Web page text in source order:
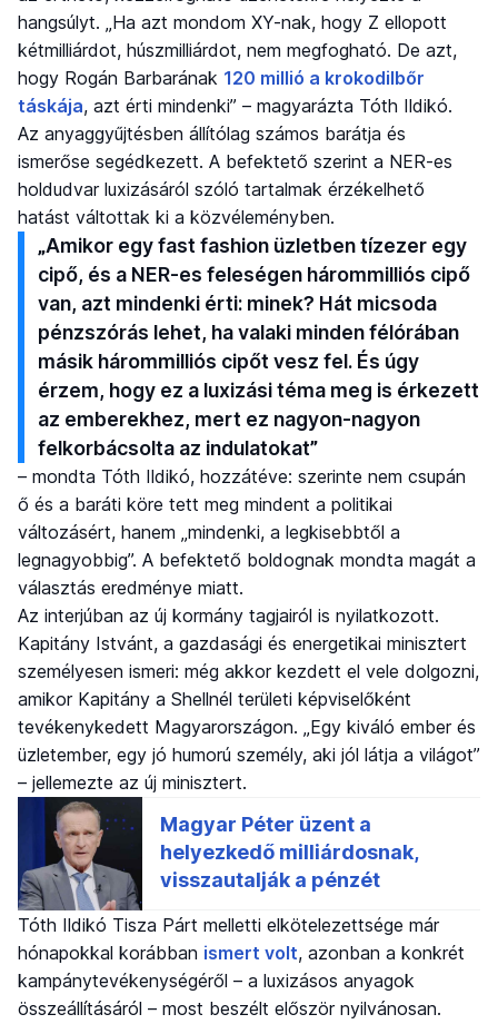
hangsúlyt. „Ha azt mondom XY-nak, hogy Z ellopott
kétmilliárdot, húszmilliárdot, nem megfogható. De azt,
hogy Rogán Barbarának 120 millió a krokodilbőr
táskája, azt érti mindenki” – magyarázta Tóth Ildikó.
Az anyaggyűjtésben állítólag számos barátja és
ismerőse segédkezett. A befektető szerint a NER-es
holdudvar luxizásáról szóló tartalmak érzékelhető
hatást váltottak ki a közvéleményben.
„Amikor egy fast fashion üzletben tízezer egy
cipő, és a NER-es feleségen hárommilliós cipő
van, azt mindenki érti: minek? Hát micsoda
pénzszórás lehet, ha valaki minden félórában
másik hárommilliós cipőt vesz fel. És úgy
érzem, hogy ez a luxizási téma meg is érkezett
az emberekhez, mert ez nagyon-nagyon
felkorbácsolta az indulatokat”
– mondta Tóth Ildikó, hozzátéve: szerinte nem csupán
ő és a baráti köre tett meg mindent a politikai
változásért, hanem „mindenki, a legkisebbtől a
legnagyobbig”. A befektető boldognak mondta magát a
választás eredménye miatt.
Az interjúban az új kormány tagjairól is nyilatkozott.
Kapitány Istvánt, a gazdasági és energetikai minisztert
személyesen ismeri: még akkor kezdett el vele dolgozni,
amikor Kapitány a Shellnél területi képviselőként
tevékenykedett Magyarországon. „Egy kiváló ember és
üzletember, egy jó humorú személy, aki jól látja a világot”
– jellemezte az új minisztert.
Tóth Ildikó Tisza Párt melletti elkötelezettsége már
hónapokkal korábban ismert volt, azonban a konkrét
kampánytevékenységéről – a luxizásos anyagok
összeállításáról – most beszélt először nyilvánosan.